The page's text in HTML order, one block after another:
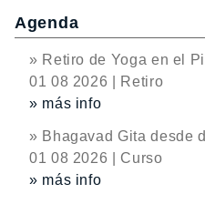
Agenda
» Retiro de Yoga en el
01 08 2026 | Retiro
» más info
» Bhagavad Gita desde
01 08 2026 | Curso
» más info